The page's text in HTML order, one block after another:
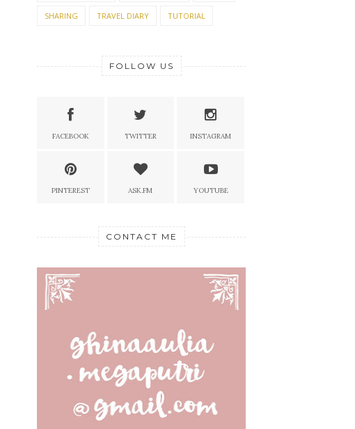
SHARING TRAVEL DIARY TUTORIAL
FOLLOW US
FACEBOOK TWITTER INSTAGRAM
PINTEREST ASK.FM YOUTUBE
CONTACT ME